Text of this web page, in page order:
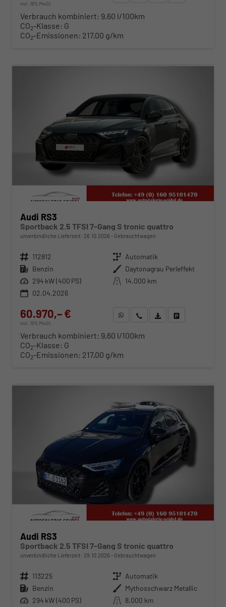
incl. 19% MwSt.
Verbrauch kombiniert: 9,60 l/100km
CO2-Klasse: G
CO2-Emissionen: 217,00 g/km
Audi RS3
Sportback 2.5 TFSI 7-Gang S tronic quattro
unverbindliche Lieferzeit: 26.10.2026 Gebrauchtwagen
Fahrzeugnr. 112812 Getriebe Automatik
Kraftstoff Benzin Außenfarbe Daytonagrau Perleffekt
Leistung 294 kW (400 PS) Kilometerstand 14.000 km
02.04.2026
60.970,– €
incl. 19% MwSt.
WhatsApp anfragen
Wir rufen Sie anFahrzeugexposé (PDF)
Verbrauch kombiniert: 9,60 l/100km
CO2-Klasse: G
CO2-Emissionen: 217,00 g/km
Audi RS3
Sportback 2.5 TFSI 7-Gang S tronic quattro
unverbindliche Lieferzeit: 29.10.2026 Gebrauchtwagen
Fahrzeugnr. 113225 Getriebe Automatik
Kraftstoff Benzin Außenfarbe Mythosschwarz Metallic
Leistung 294 kW (400 PS) Kilometerstand 8.000 km